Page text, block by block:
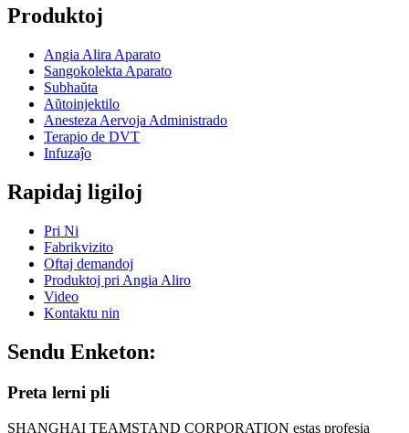
Produktoj
Angia Alira Aparato
Sangokolekta Aparato
Subhaŭta
Aŭtoinjektilo
Anesteza Aervoja Administrado
Terapio de DVT
Infuzaĵo
Rapidaj ligiloj
Pri Ni
Fabrikvizito
Oftaj demandoj
Produktoj pri Angia Aliro
Video
Kontaktu nin
Sendu Enketon:
Preta lerni pli
SHANGHAI TEAMSTAND CORPORATION estas profesia